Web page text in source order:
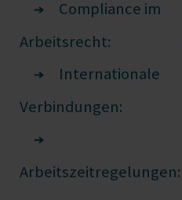
Compliance im
Arbeitsrecht:
Internationale
Verbindungen:
Arbeitszeitregelungen: